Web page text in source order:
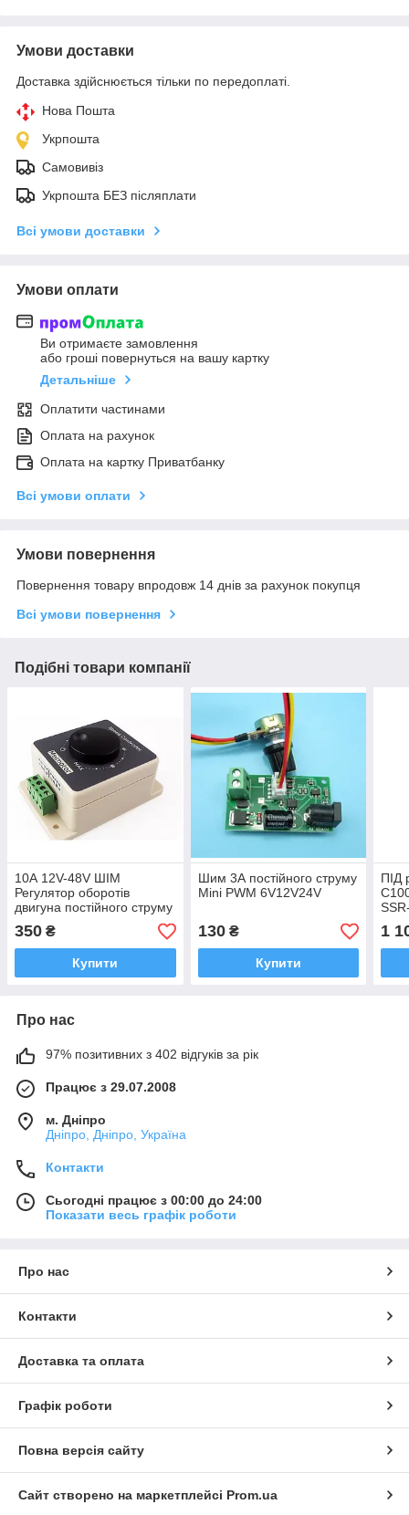
Умови доставки
Доставка здійснюється тільки по передоплаті.
Нова Пошта
Укрпошта
Самовивіз
Укрпошта БЕЗ післяплати
Всі умови доставки
Умови оплати
Ви отримаєте замовлення
або гроші повернуться на вашу картку
Детальніше
Оплатити частинами
Оплата на рахунок
Оплата на картку Приватбанку
Всі умови оплати
Умови повернення
Повернення товару впродовж 14 днів за рахунок покупця
Всі умови повернення
Подібні товари компанії
10А 12V-48V ШІМ
Регулятор оборотів
двигуна постійного струму
350 ₴
Купити
Шим 3А постійного струму
Mini PWM 6V12V24V
130₴
Купити
ПІД
1
1
Про нас
97% позитивних з 402 відгуків за рік
Працює з 29.07.2008
м. Дніпро
Дніпро, Дніпро, Україна
Контакти
Сьогодні працює з 00:00 до 24:00
Показати весь графік роботи
Про нас
Контакти
Доставка та оплата
Графік роботи
Повна версія сайту
Сайт створено на маркетплейсі Prom.ua